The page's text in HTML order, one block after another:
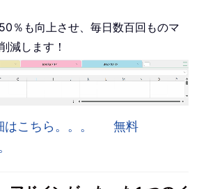
％も向上させ、毎日数百回ものマ
減します！
こちら。。。
無料